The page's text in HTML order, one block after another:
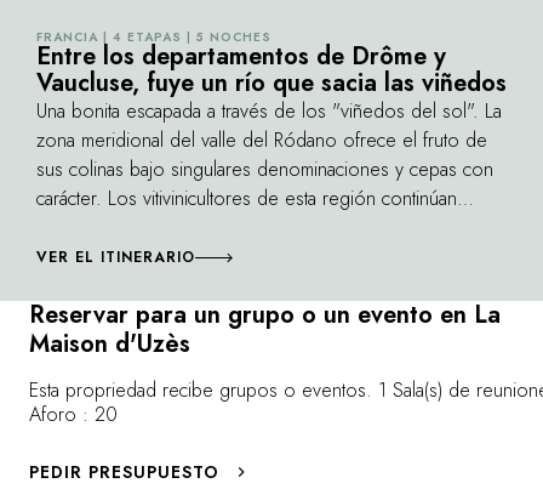
FRANCIA | 4 ETAPAS | 5 NOCHES
Entre los departamentos de Drôme y
Vaucluse, fuye un río que sacia las viñedos
Una bonita escapada a través de los "viñedos del sol". La
zona meridional del valle del Ródano ofrece el fruto de
sus colinas bajo singulares denominaciones y cepas con
carácter. Los vitivinicultores de esta región continúan
parcela, su trabajo es meticuloso y se ve recompensado.
verano, Aviñón acoge las producciones de estos
dominios en la fiesta del vino Estivales del Rhône.
VER EL ITINERARIO
Reservar para un grupo o un evento en La
Maison d'Uzès
Esta propriedad recibe grupos o eventos. 1 Sala(s) de
Aforo : 20
PEDIR PRESUPUESTO